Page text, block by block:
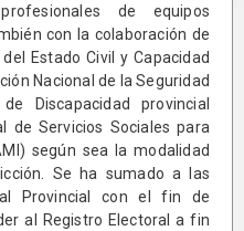
de equipos
con la colaboración de
Estado Civil y Capacidad
Nacional de la Seguridad
Discapacidad provincial
de Servicios Sociales para
según sea la modalidad
Se ha sumado a las
Provincial con el fin de
al Registro Electoral a fin